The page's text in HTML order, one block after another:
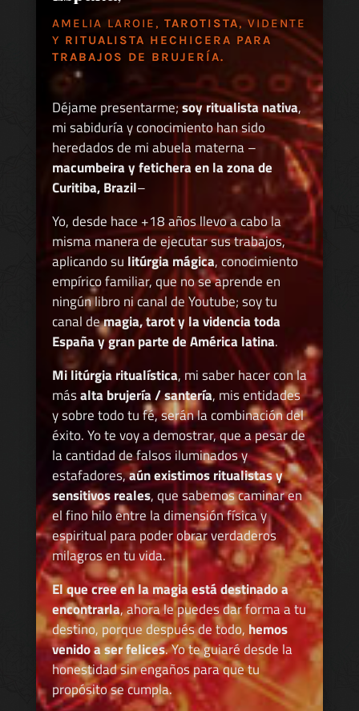
AMELIA LAROIE, TAROTISTA, VIDENTE
Y RITUALISTA HECHICERA PARA
TRABAJOS DE BRUJERÍA.
Déjame presentarme;soy ritualista nativa,
mi sabiduría y conocimiento han sido
heredados de mi abuela materna –
macumbeira y fetichera en la zona de
Curitiba, Brazil–
Yo, desde hace +18 años llevo a cabo la
misma manera de ejecutar sus trabajos,
aplicando su litúrgia mágica, conocimiento
empírico familiar, que no se aprende en
ningún libro ni canal de Youtube; soy tu
canal demagia, tarot y la videncia toda
España y gran parte de América latina.
Mi litúrgia ritualística, mi saber hacer con la
másalta brujería / santería, mis entidades
y sobre todo tu fé, serán la combinación del
éxito. Yo te voy a demostrar, que a pesar de
la cantidad de falsos iluminados y
estafadores,aún existimos ritualistas y
sensitivos reales, que sabemos caminar en
el fino hilo entre la dimensión física y
espiritual para poder obrar verdaderos
milagros en tu vida.
El que cree en la magia está destinado a
encontrarla, ahora le puedes dar forma a tu
destino, porque después de todo, hemos
venido a ser felices. Yo te guiaré desde la
honestidad sin engaños para que tu
propósito se cumpla.